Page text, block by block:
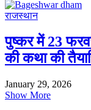
राजस्थान
पुष्कर में 23
की कथा की
January 29, 2026
Show More